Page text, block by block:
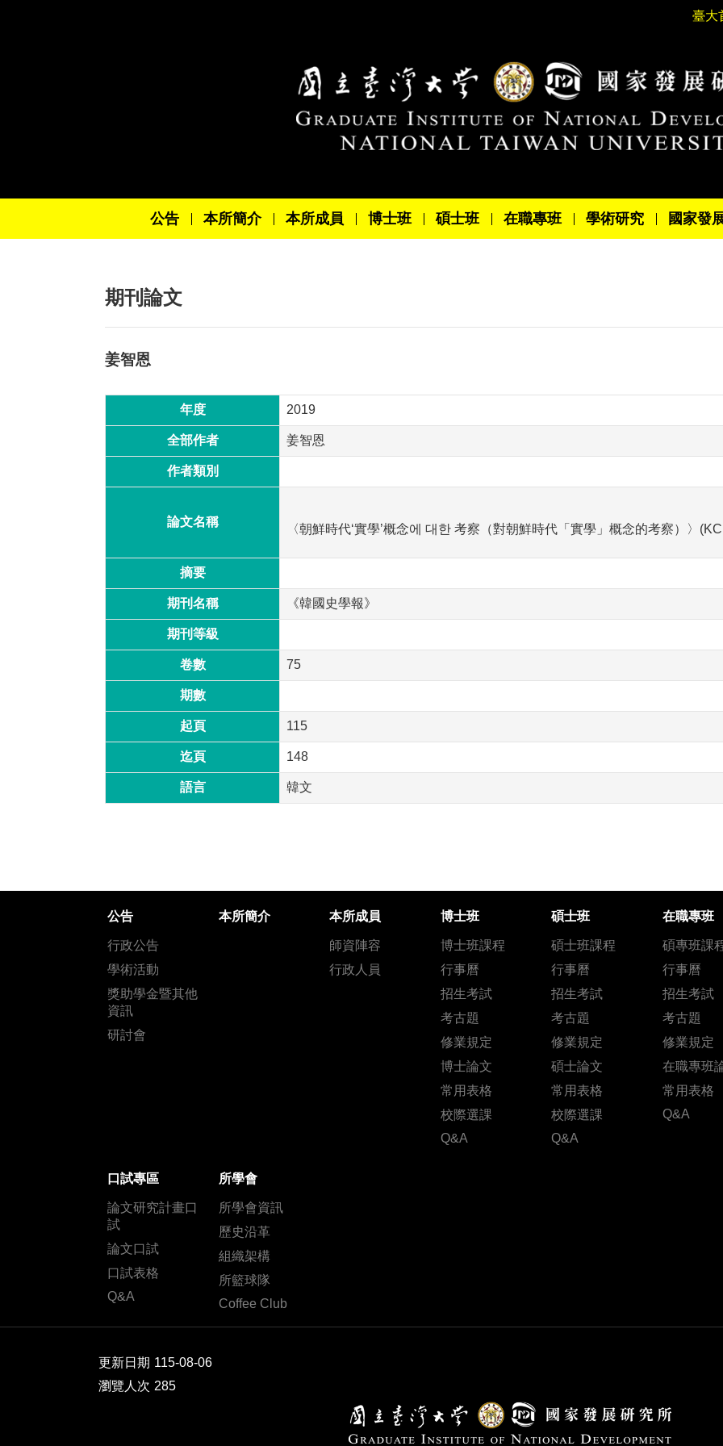
臺大
公告 本所簡介 本所成員 博士班 碩士班 在職專班 學術研究 國家發
期刊論文
姜智恩
年度 2019
全部作者 姜智恩
作者類別
論文名稱
〈朝鮮時代‘實學’概念에 대한 考察（對朝鮮時代「實學」概念的考察）〉
摘要
期刊名稱 《韓國史學報》
期刊等級
卷數 75
期數
起頁 115
迄頁 148
語言 韓文
公告
行政公告
學術活動
獎助學金暨其他
資訊
研討會
本所簡介 本所成員
師資陣容
行政人員
博士班
博士班課程
行事曆
招生考試
考古題
修業規定
博士論文
常用表格
校際選課
Q&A
碩士班
碩士班課程
行事曆
招生考試
考古題
修業規定
碩士論文
常用表格
校際選課
Q&A
在職專班
碩專班課
行事曆
招生考試
考古題
修業規定
在職專班
常用表格
Q&A
口試專區
論文研究計畫口
試
論文口試
口試表格
Q&A
所學會
所學會資訊
歷史沿革
組織架構
所籃球隊
Coffee Club
更新日期 115-08-06
瀏覽人次 285